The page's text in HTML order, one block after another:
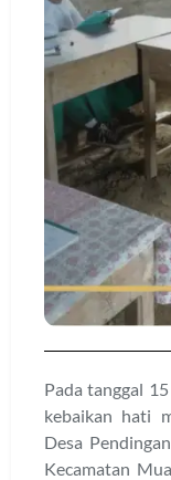
Pada tanggal
kebaikan hati
Desa
Kecamatan